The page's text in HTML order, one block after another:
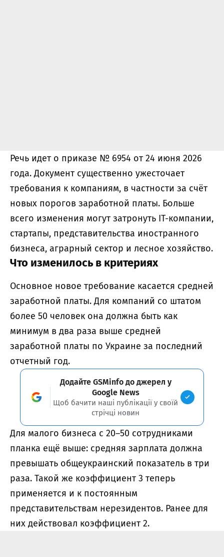
Речь идет о приказе № 6954 от 24 июня 2026
года. Документ существенно ужесточает
требования к компаниям, в частности за счёт
новых порогов заработной платы. Больше
всего изменения могут затронуть IT-компании,
стартапы, представительства иностранного
бизнеса, аграрный сектор и лесное хозяйство.
Что изменилось в критериях
Основное новое требование касается средней
заработной платы. Для компаний со штатом
более 50 человек она должна быть как
минимум в два раза выше средней
заработной платы по Украине за последний
отчетный год.
Додайте GSMinfo до джерел у
Google News
Щоб бачити наші публікації у своїй
стрічці новин
Для малого бизнеса с 20–50 сотрудниками
планка ещё выше: средняя зарплата должна
превышать общеукраинский показатель в три
раза. Такой же коэффициент 3 теперь
применяется и к постоянным
представительствам нерезидентов. Ранее для
них действовал коэффициент 2.